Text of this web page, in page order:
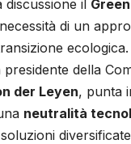
discussione il
di un
della
der Leyen, punta
neutralità